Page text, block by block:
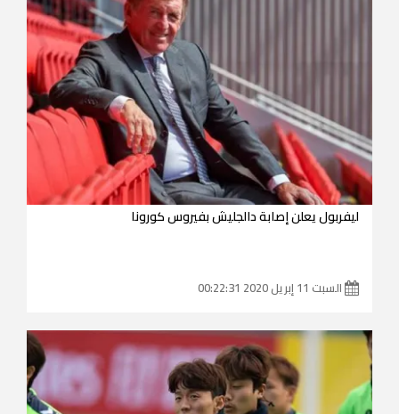
ليفربول يعلن إصابة دالجليش بفيروس كورونا
السبت 11 إبريل 2020 00:22:31